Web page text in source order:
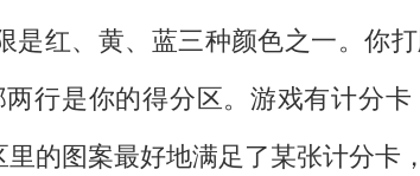
是红、黄、蓝三种颜色之一。你
行是你的得分区。游戏有计分
的图案最好地满足了某张计分卡